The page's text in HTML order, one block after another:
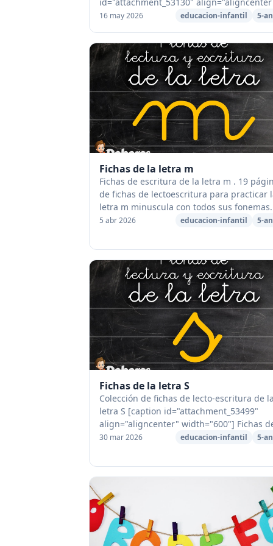
width="1024"] Ficha para colorear de la
16 may 2026 educacion-infantil 5-
Fichas de la letra m
Fichas de escritura de la letra m . 19
de fichas de lectoescritura para practicar
letra m minuscula con todos sus fonemas.
Juntas en unúnico archivo PDF todas las
5 abr 2026 educacion-infantil 5-
Fichas de la letra S
Colección de fichas de lecto-escritura de la
letra S [caption id="attachment_53499"
align="aligncenter" width="600"] Fichas
lectura y escritura de la letra S[/caption]
30 mar 2026 educacion-infantil 5-